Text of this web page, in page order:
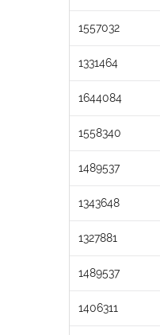
1557032
1331464
1644084
1558340
1489537
1343648
1327881
1489537
1406311